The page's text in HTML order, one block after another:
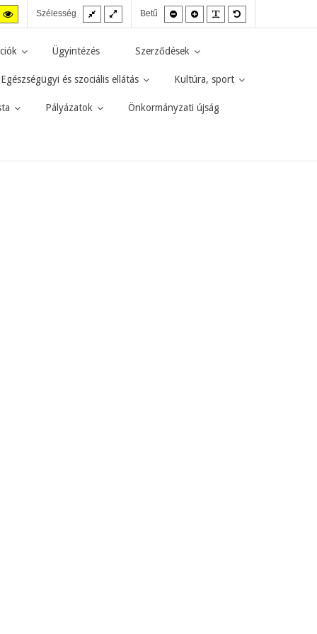
Magas
kontraszt
mód.
Szélesség
Fix
elrendezés
Széles
elrendezés
Betű
Kisebb
betűméret
Nagyobb
betűméret
Ügyintézés Szerződések
Egészségügyi és szociális ellátás Kultúra, sport
Pályázatok Önkormányzati újság